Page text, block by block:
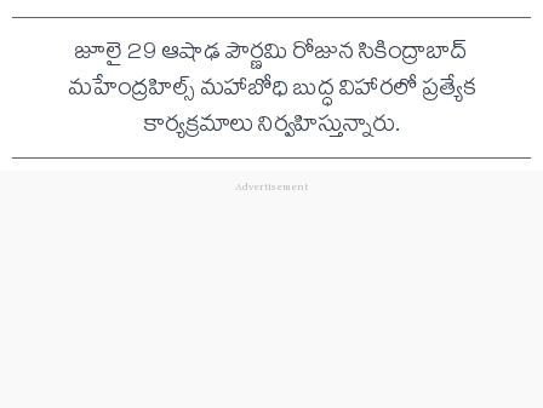
జూలై 29 ఆషాఢ పౌర్ణమి రోజున సికింద్రాబాద్‌
మహేంద్రహిల్స్‌ మహాబోధి బుద్ధ విహారలో ప్రత్యేక
కార్యక్రమాలు నిర్వహిస్తున్నారు.